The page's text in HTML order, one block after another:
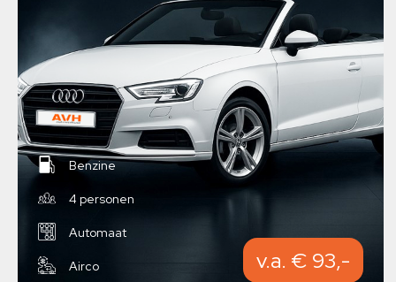
Benzine
4 personen
Automaat
Airco v.a. € 93,-